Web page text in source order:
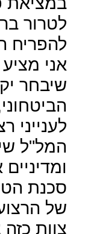
לטרור
להפריח
אני
שיבחר
לענייני
המל"ל
סכנת
של
צוות